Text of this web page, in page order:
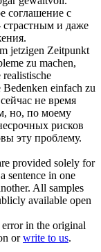
соглашение с
страстным и даже
jetzigen Zeitpunkt
zu machen,
einfach zu
не время
но, по моему
рисков
эту проблему.
provided solely for
sentence in one
All samples
available open
in the original
orwrite to us.